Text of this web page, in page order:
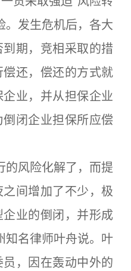
。发生危机后，各大
期，竞相采取的措
还，偿还的方式就
业，并从担保企业
闭企业担保所应偿
的风险化解了，而提
间增加了不少，极
业的倒闭，并形成
知名律师叶舟说。叶
，因在轰动中外的